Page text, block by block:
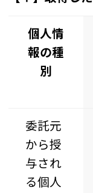
個人情
報の種
別
委託元
から授
与され
る個人